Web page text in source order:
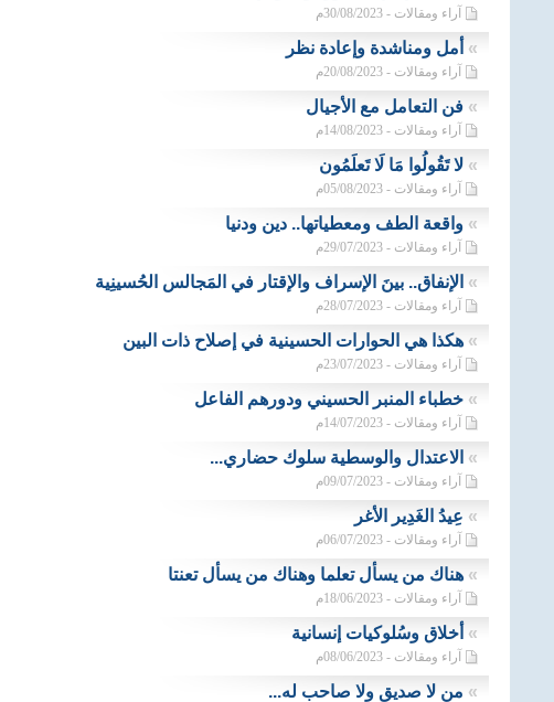
آراء ومقالات - 30/08/2023م
» أمل ومناشدة وإعادة نظر
آراء ومقالات - 20/08/2023م
» فن التعامل مع الأجيال
آراء ومقالات - 14/08/2023م
» لا تَقُولُوا مَا لَا تَعلَمُون
آراء ومقالات - 05/08/2023م
» واقعة الطف ومعطياتها.. دين ودنيا
آراء ومقالات - 29/07/2023م
» الإنفاق.. بينَ الإسراف والإقتار في المَجالس الحُسينِية
آراء ومقالات - 28/07/2023م
» هكذا هي الحوارات الحسينية في إصلاح ذات البين
آراء ومقالات - 23/07/2023م
» خطباء المنبر الحسيني ودورهم الفاعل
آراء ومقالات - 14/07/2023م
» الاعتدال والوسطية سلوك حضاري...
آراء ومقالات - 09/07/2023م
» عِيدُ الغَدِير الأغر
آراء ومقالات - 06/07/2023م
» هناك من يسأل تعلما وهناك من يسأل تعنتا
آراء ومقالات - 18/06/2023م
» أخلاق وسُلوكيات إنسانية
آراء ومقالات - 08/06/2023م
» من لا صديق ولا صاحب له...